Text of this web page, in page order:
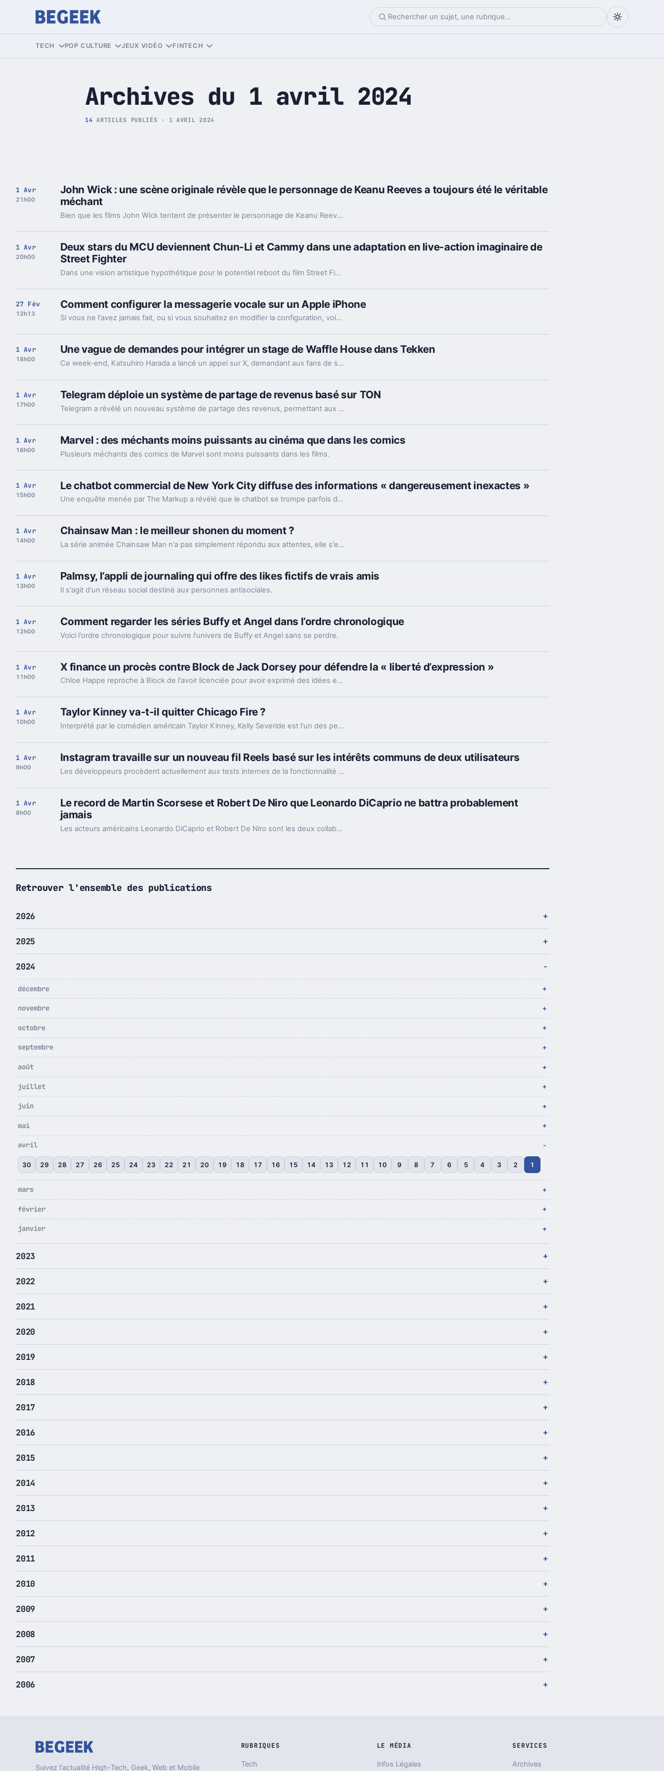
Tech et Pop culture
TECH POP CULTURE JEUX VIDÉO FINTECH
Archives du 1 avril 2024
14 ARTICLES PUBLIÉS · 1 AVRIL 2024
1 Avr
21h00
John Wick : une scène originale révèle que le personnage de Keanu Reeves a toujours été le véritable
méchant
Bien que les films John Wick tentent de présenter le personnage de Keanu Reeves comme un anti-héros, une scène démontre parfaitement qu'il est en réalité le véritable méchant. Et si on se trompait complètement sur lui ?
1 Avr
20h00
Deux stars du MCU deviennent Chun-Li et Cammy dans une adaptation en live-action imaginaire de
Street Fighter
Dans une vision artistique hypothétique pour le potentiel reboot du film Street Fighter, deux stars de l'Univers Cinématographique Marvel sont envisagées comme deux des combattants les plus doués au monde. Qu'en pensez-vous ?
27 Fév
12h13
Comment configurer la messagerie vocale sur un Apple iPhone
Si vous ne l'avez jamais fait, ou si vous souhaitez en modifier la configuration, voici tout ce que vous devez savoir sur la messagerie vocale sur votre Apple iPhone.
1 Avr
18h00
Une vague de demandes pour intégrer un stage de Waffle House dans Tekken
Ce week-end, Katsuhiro Harada a lancé un appel sur X, demandant aux fans de s'expliquer.
1 Avr
17h00
Telegram déploie un système de partage de revenus basé sur TON
Telegram a révélé un nouveau système de partage des revenus, permettant aux propriétaires de chaînes d'obtenir 50% des revenus des publicités affichées sur leurs chaînes.
1 Avr
16h00
Marvel : des méchants moins puissants au cinéma que dans les comics
Plusieurs méchants des comics de Marvel sont moins puissants dans les films.
1 Avr
15h00
Le chatbot commercial de New York City diffuse des informations « dangereusement inexactes »
Une enquête menée par The Markup a révélé que le chatbot se trompe parfois dans ses réponses concernant les politiques municipales.
1 Avr
14h00
Chainsaw Man : le meilleur shonen du moment ?
La série animée Chainsaw Man n'a pas simplement répondu aux attentes, elle s'est révélée être l'un des shonen les plus rafraîchissants de ces dernières années.
1 Avr
13h00
Palmsy, l’appli de journaling qui offre des likes fictifs de vrais amis
Il s'agit d'un réseau social destiné aux personnes antisociales.
1 Avr
12h00
Comment regarder les séries Buffy et Angel dans l’ordre chronologique
Voici l'ordre chronologique pour suivre l'univers de Buffy et Angel sans se perdre.
1 Avr
11h00
X finance un procès contre Block de Jack Dorsey pour défendre la « liberté d’expression »
Chloe Happe reproche à Block de l'avoir licenciée pour avoir exprimé des idées en désaccord avec les siennes.
1 Avr
10h00
Taylor Kinney va-t-il quitter Chicago Fire ?
Interprété par le comédien américain Taylor Kinney, Kelly Severide est l'un des personnages les plus anciens de la série télévisée Chicago Fire sur NBC, mais son avenir dans le show reste incertain.
1 Avr
9h00
Instagram travaille sur un nouveau fil Reels basé sur les intérêts communs de deux utilisateurs
Les développeurs procèdent actuellement aux tests internes de la fonctionnalité Blend.
1 Avr
8h00
Le record de Martin Scorsese et Robert De Niro que Leonardo DiCaprio ne battra probablement
jamais
Les acteurs américains Leonardo DiCaprio et Robert De Niro sont les deux collaborateurs les plus importants du réalisateur Martin Scorsese. Cependant, il sera difficile pour la star de Killers of the Flower Moon de battre un record détenu par son partenaire.
Retrouver l'ensemble des publications
2026
2025
2024
décembre
novembre
octobre
septembre
août
juillet
juin
mai
avril
30 29 28 27 26 25 24 23 22 21 20 19 18 17 16 15 14 13 12 11 10 9 8 7 6 5 4 3 2 1
mars
février
janvier
2023
2022
2021
2020
2019
2018
2017
2016
2015
2014
2013
2012
2011
2010
2009
2008
2007
2006
Suivez l'actualité High-Tech, Geek, Web et Mobile
RUBRIQUES
Tech
LE MÉDIA
Infos Légales
SERVICES
Archives